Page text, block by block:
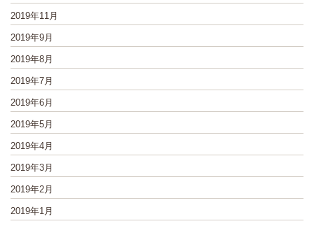
2019年11月
2019年9月
2019年8月
2019年7月
2019年6月
2019年5月
2019年4月
2019年3月
2019年2月
2019年1月